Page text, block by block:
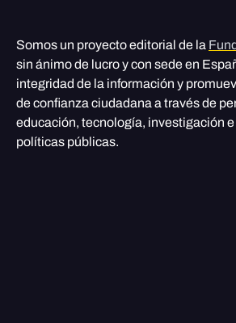
Somos un proyecto editorial de la
sin ánimo de lucro y con sede en
integridad de la información y
de confianza ciudadana a través de
educación, tecnología, investigación
políticas públicas.